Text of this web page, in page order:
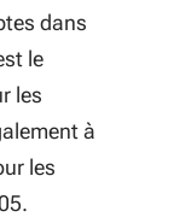
dans
le
les
à
les